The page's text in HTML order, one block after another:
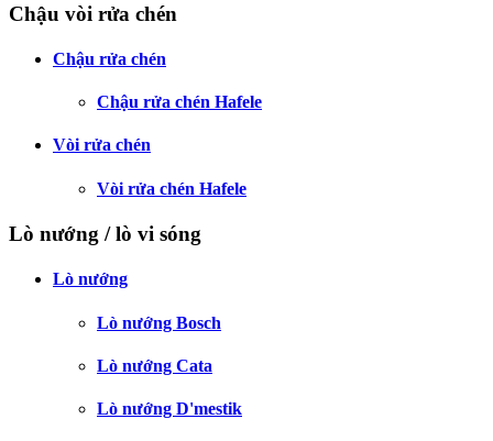
Chậu vòi rửa chén
Chậu rửa chén
Chậu rửa chén Hafele
Vòi rửa chén
Vòi rửa chén Hafele
Lò nướng / lò vi sóng
Lò nướng
Lò nướng Bosch
Lò nướng Cata
Lò nướng D'mestik